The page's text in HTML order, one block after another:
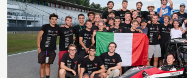
E83
830 mm 4980
E85